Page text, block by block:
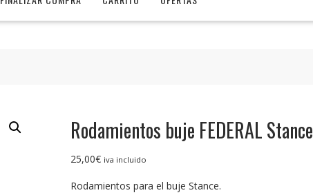
Rodamientos buje FEDERAL Stance
25,00€ iva incluido
Rodamientos para el buje Stance.